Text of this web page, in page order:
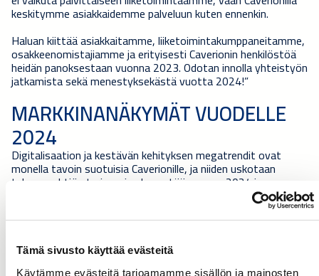
Tämä sivusto käyttää evästeitä
Käytämme evästeitä tarjoamamme sisällön ja mainosten
keskitymme asiakkaidemme palveluun kuten ennenkin.
Haluan kiittää asiakkaitamme, liiketoimintakumppaneitamme,
osakkeenomistajiamme ja erityisesti Caverionin henkilöstöä
heidän panoksestaan vuonna 2023. Odotan innolla yhteistyön
jatkamista sekä menestyksekästä vuotta 2024!”
MARKKINANÄKYMÄT VUODELLE
2024
Digitalisaation ja kestävän kehityksen megatrendit ovat
monella tavoin suotuisia Caverionille, ja niiden uskotaan
tukevan yhtiön tarjoomien kysyntää vuonna 2024 ja
vaatimukset ja lisääntyvät digitalisoitumisen, automaation ja
teknologian vaatimukset rakennetussa ympäristössä
Sekä EU:n ajamat säännökset että kansallinen lainsäädäntö,
jotka asettavat korkeampia tavoitteita ja toimenpiteitä